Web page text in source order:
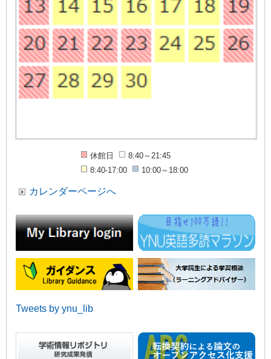
休館日
8:40～21:45
8:40-17:00
10:00～18:00
カレンダーページへ
Tweets by ynu_lib